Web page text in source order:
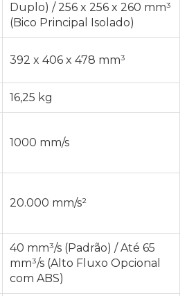
Duplo) / 256 x 256 x 260 mm³
(Bico Principal Isolado)
392 x 406 x 478 mm³
16,25 kg
1000 mm/s
20.000 mm/s²
40 mm³/s (Padrão) / Até 65
mm³/s (Alto Fluxo Opcional
com ABS)